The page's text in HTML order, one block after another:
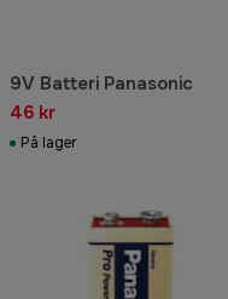
9V Batteri Panasonic
46 kr
På lager